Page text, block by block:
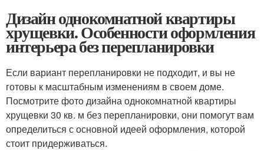
Дизайн однокомнатной квартиры
хрущевки. Особенности оформления
интерьера без перепланировки
Если вариант перепланировки не подходит, и вы не
готовы к масштабным изменениям в своем доме.
Посмотрите фото дизайна однокомнатной квартиры
хрущевки 30 кв. м без перепланировки, они помогут вам
определиться с основной идеей оформления, которой
стоит придерживаться.